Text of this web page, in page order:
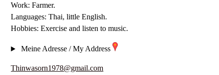
Work: Farmer.
Languages: Thai, little English.
Hobbies: Exercise and listen to music.
Meine Adresse / My Address
Thinwasorn1978@gmail.com